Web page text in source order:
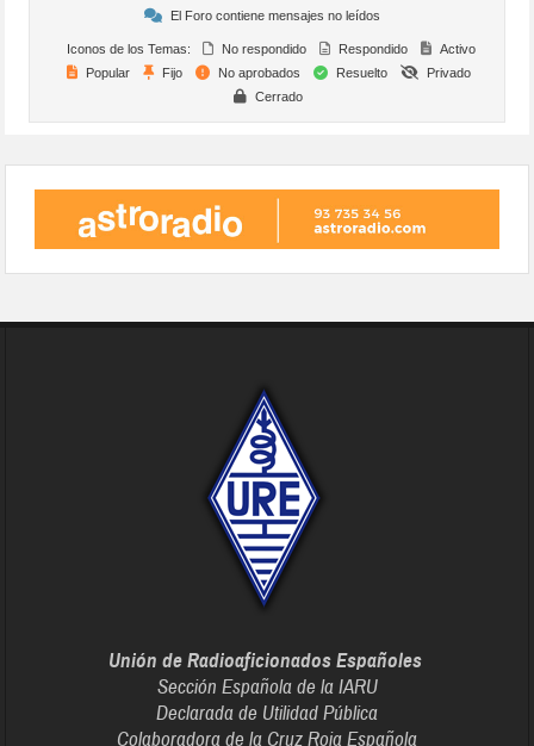
El Foro contiene mensajes no leídos
Iconos de los Temas: No respondido Respondido
Activo
Popular
Fijo No aprobados Resuelto
Privado
Cerrado
Unión de Radioaficionados Españoles
Sección Española de la IARU
Declarada de Utilidad Pública
Colaboradora de la Cruz Roja Española